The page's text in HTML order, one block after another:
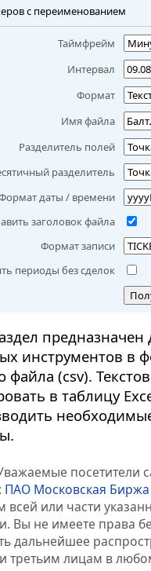
с переименованием
Таймфрейм
Интервал
Формат
Имя файла
Разделитель полей
разделитель
даты / времени
заголовок файла
Формат записи
периоды без сделок
инструментов в
файла (csv).
в таблицу
посетители
ПАО Московская Биржа
всей или части
Вы не имеете права
дальнейшее
третьим лицам в